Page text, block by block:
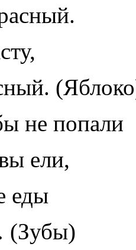
не попали
ели,
еды
(Зубы)